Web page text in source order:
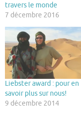
travers le monde
7 décembre 2016
Liebster award : pour en
savoir plus sur nous!
9 décembre 2014